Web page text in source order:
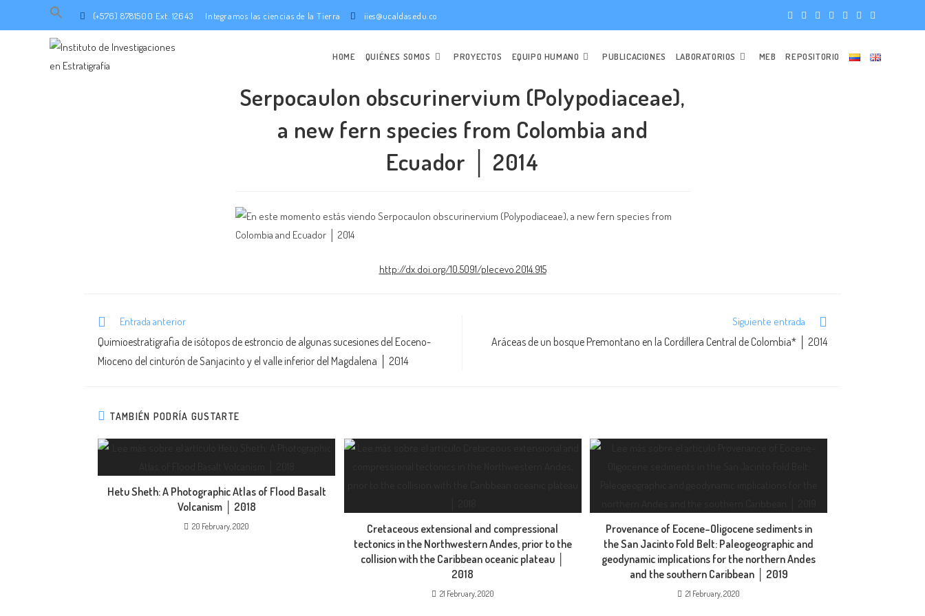
Search
(+576) 8781500 Ext. 12643 Integramos las ciencias de la Tierra iies@ucaldas.edu.co
HOME QUIÉNES SOMOS PROYECTOS EQUIPO HUMANO PUBLICACIONES LABORATORIOS MEB REPOSITORIO
Serpocaulon obscurinervium (Polypodiaceae),
a new fern species from Colombia and
Ecuador │ 2014
http://dx.doi.org/10.5091/plecevo.2014.915
Entrada anterior
Quimioestratigrafia de isótopos de estroncio de algunas sucesiones del Eoceno-
Mioceno del cinturón de Sanjacinto y el valle inferior del Magdalena │ 2014
Siguiente entrada
Aráceas de un bosque Premontano en la Cordillera Central de Colombia* │ 2014
TAMBIÉN PODRÍA GUSTARTE
Hetu Sheth: A Photographic Atlas of Flood Basalt
Volcanism │ 2018
20 February, 2020
Cretaceous extensional and compressional
tectonics in the Northwestern Andes, prior to the
collision with the Caribbean oceanic plateau │
2018
21 February, 2020
Provenance of Eocene–Oligocene sediments in
the San Jacinto Fold Belt: Paleogeographic and
geodynamic implications for the northern Andes
and the southern Caribbean │ 2019
21 February, 2020